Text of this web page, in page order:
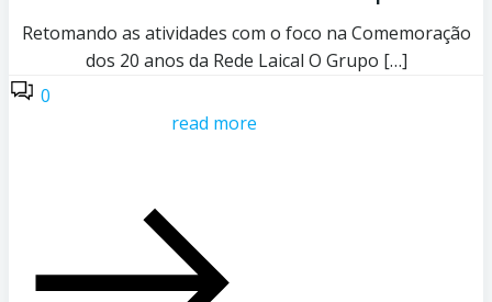
Retomando as atividades com o foco na Comemoração
dos 20 anos da Rede Laical O Grupo […]
0
read more